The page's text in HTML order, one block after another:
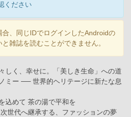
ください
、同じIDでログインしたAndroidの
雑誌を読むことができません。
しく、幸せに。「美しき生命」への道
ミー ── 世界的ヘリテージに新たな息
込めて 茶の湯で平和を
世代へ継承する、ファッションの夢